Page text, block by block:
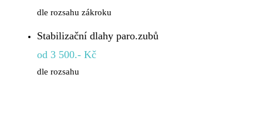
dle rozsahu zákroku
Stabilizační dlahy paro.zubů
od 3 500.- Kč
dle rozsahu